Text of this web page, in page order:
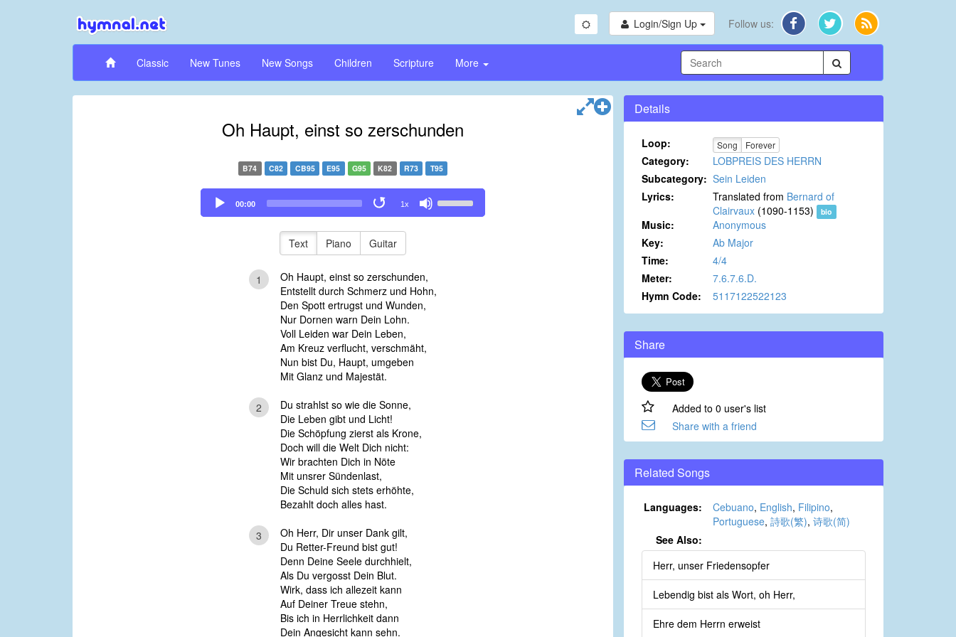
Login/Sign Up Follow us:
Classic New Tunes New Songs Children Scripture More
Oh Haupt, einst so zerschunden
B74 C82 CB95 E95 G95 K82 R73 T95
Audio
Player
00:00 1x
Up/Down
Text Piano Guitar
1
Oh Haupt, einst so zerschunden,
Entstellt durch Schmerz und Hohn,
Den Spott ertrugst und Wunden,
Nur Dornen warn Dein Lohn.
Voll Leiden war Dein Leben,
Am Kreuz verflucht, verschmäht,
Nun bist Du, Haupt, umgeben
Mit Glanz und Majestät.
2
Du strahlst so wie die Sonne,
Die Leben gibt und Licht!
Die Schöpfung zierst als Krone,
Doch will die Welt Dich nicht:
Wir brachten Dich in Nöte
Mit unsrer Sündenlast,
Die Schuld sich stets erhöhte,
Bezahlt doch alles hast.
3
Oh Herr, Dir unser Dank gilt,
Du Retter-Freund bist gut!
Denn Deine Seele durchhielt,
Als Du vergosst Dein Blut.
Wirk, dass ich allezeit kann
Auf Deiner Treue stehn,
Bis ich in Herrlichkeit dann
Dein Angesicht kann sehn.
Details
Loop: Song Forever
Category:
LOBPREIS DES HERRN
Subcategory: Sein Leiden
Lyrics:
Translated from Bernard of
Clairvaux (1090-1153) bio
Music:
Anonymous
Key:
Ab Major
Time:
4/4
Meter:
7.6.7.6.D.
Hymn Code:
5117122522123
Share
Added to 0 user's list
Share with a friend
Related Songs
Languages: Cebuano, English, Filipino,
Portuguese, 詩歌(繁), 诗歌(简)
See Also:
Herr, unser Friedensopfer
Lebendig bist als Wort, oh Herr,
Ehre dem Herrn erweist